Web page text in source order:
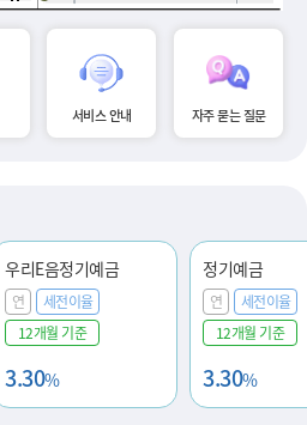
서비스 안내 자주 묻는 질문
우리E음정기예금
연
세전이율
12개월 기준
3.30%
정기예금
연
세전이율
12개월 기준
3.30%